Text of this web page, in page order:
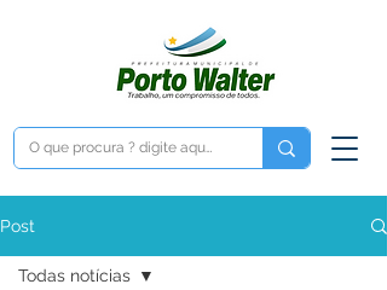
Post
Todas notícias